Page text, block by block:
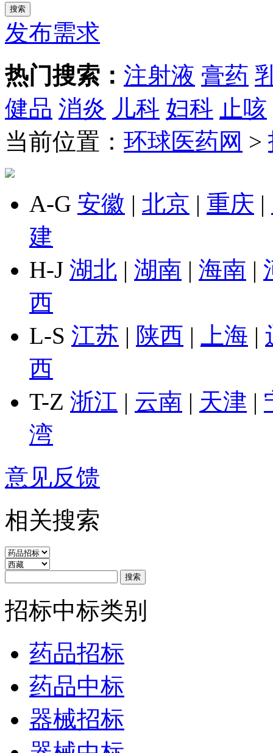
发布需求
热门搜索： 注射液 膏药
健品 消炎 儿科 妇科 止咳
当前位置： 环球医药网 >
A-G 安徽 | 北京 | 重庆 |
建
H-J 湖北 | 湖南 | 海南 |
西
L-S 江苏 | 陕西 | 上海 |
西
T-Z 浙江 | 云南 | 天津 |
湾
意见反馈
相关搜索
招标中标类别
药品招标
药品中标
器械招标